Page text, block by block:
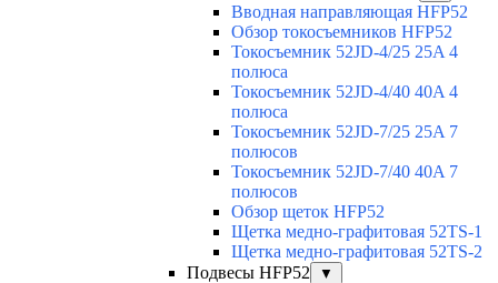
Вводная направляющая HFP52
Обзор токосъемников HFP52
Токосъемник 52JD-4/25 25A 4
полюса
Токосъемник 52JD-4/40 40A 4
полюса
Токосъемник 52JD-7/25 25A 7
полюсов
Токосъемник 52JD-7/40 40A 7
полюсов
Обзор щеток HFP52
Щетка медно-графитовая 52TS-1
Щетка медно-графитовая 52TS-2
Подвесы HFP52
▼